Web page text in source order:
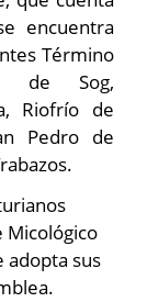
encuentra
Término
de Sog,
Riofrío de
Pedro de
Micológico
adopta sus